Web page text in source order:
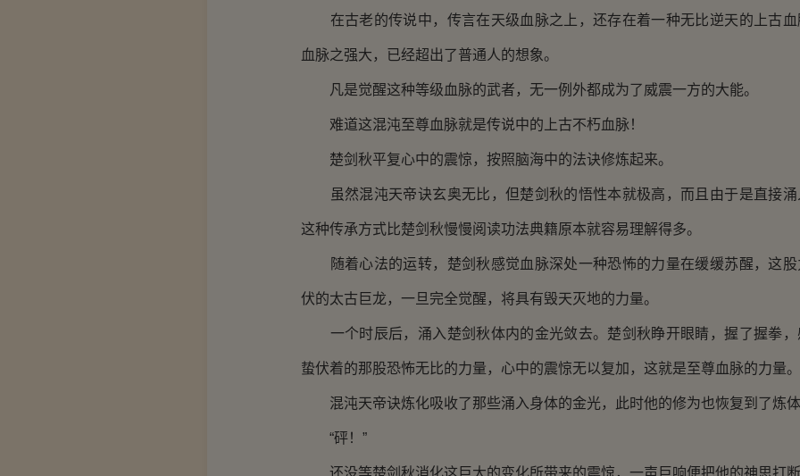
在古老的传说中，传言在天级血脉之上，还存在着一种无比逆天的上古血
血脉之强大，已经超出了普通人的想象。
凡是觉醒这种等级血脉的武者，无一例外都成为了威震一方的大能。
难道这混沌至尊血脉就是传说中的上古不朽血脉！
楚剑秋平复心中的震惊，按照脑海中的法诀修炼起来。
虽然混沌天帝诀玄奥无比，但楚剑秋的悟性本就极高，而且由于是直接涌
这种传承方式比楚剑秋慢慢阅读功法典籍原本就容易理解得多。
随着心法的运转，楚剑秋感觉血脉深处一种恐怖的力量在缓缓苏醒，这股
伏的太古巨龙，一旦完全觉醒，将具有毁天灭地的力量。
一个时辰后，涌入楚剑秋体内的金光敛去。楚剑秋睁开眼睛，握了握拳，
蛰伏着的那股恐怖无比的力量，心中的震惊无以复加，这就是至尊血脉的力量。
混沌天帝诀炼化吸收了那些涌入身体的金光，此时他的修为也恢复到了炼体
“砰！”
还没等楚剑秋消化这巨大的变化所带来的震惊，一声巨响便把他的神思打断